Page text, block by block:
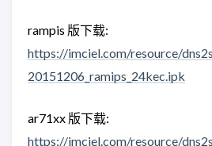
rampis 版下载:
https://imciel.com/resource/
20151206_ramips_24kec.ipk
ar71xx 版下载:
https://imciel.com/resource/